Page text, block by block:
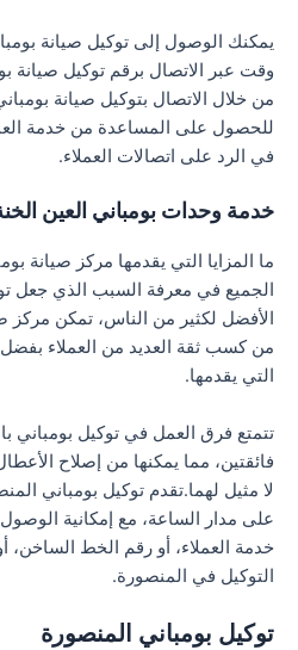
يمكنك الوصول إلى توكيل صيانة
وقت عبر الاتصال برقم توكيل صيانة
من خلال الاتصال بتوكيل صيانة
للحصول على المساعدة من خدمة
في الرد على اتصالات العملاء.
خدمة وحدات بومباني العين
ما المزايا التي يقدمها مركز صيانة
الجميع في معرفة السبب الذي جعل
الأفضل لكثير من الناس، تمكن مركز
من كسب ثقة العديد من العملاء بفضل
التي يقدمها.
تتمتع فرق العمل في توكيل بومباني
فائقتين، مما يمكنها من إصلاح
لا مثيل لهما.تقدم توكيل بومباني
على مدار الساعة، مع إمكانية
خدمة العملاء، أو رقم الخط الساخن،
التوكيل في المنصورة.
توكيل بومباني المنصورة